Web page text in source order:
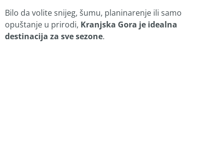
Bilo da volite snijeg, šumu, planinarenje ili samo
opuštanje u prirodi, Kranjska Gora je idealna
destinacija za sve sezone.